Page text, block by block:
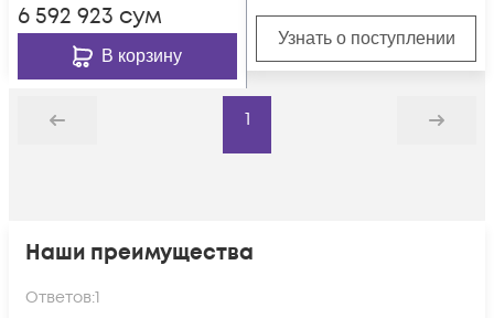
6 592 923 сум
В корзину
Узнать о поступлении
Назад
1
Дальше
Наши преимущества
Ответов:1